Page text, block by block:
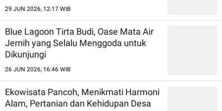
29 JUN 2026, 12:17 WIB
Blue Lagoon Tirta Budi, Oase Mata Air
Jernih yang Selalu Menggoda untuk
Dikunjungi
26 JUN 2026, 16:46 WIB
Ekowisata Pancoh, Menikmati Harmoni
Alam, Pertanian dan Kehidupan Desa